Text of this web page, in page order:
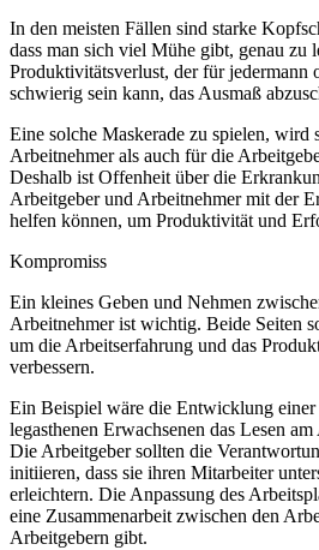
In den meisten Fällen sind starke
dass man sich viel Mühe gibt, genau zu
Produktivitätsverlust, der für jedermann
schwierig sein kann, das Ausmaß
Eine solche Maskerade zu spielen, wird
Arbeitnehmer als auch für die
Deshalb ist Offenheit über die
Arbeitgeber und Arbeitnehmer mit der
helfen können, um Produktivität und
Kompromiss
Ein kleines Geben und Nehmen
Arbeitnehmer ist wichtig. Beide Seiten
um die Arbeitserfahrung und das
verbessern.
Ein Beispiel wäre die Entwicklung
legasthenen Erwachsenen das Lesen
Die Arbeitgeber sollten die
initiieren, dass sie ihren Mitarbeiter
erleichtern. Die Anpassung des
eine Zusammenarbeit zwischen den
Arbeitgebern gibt.